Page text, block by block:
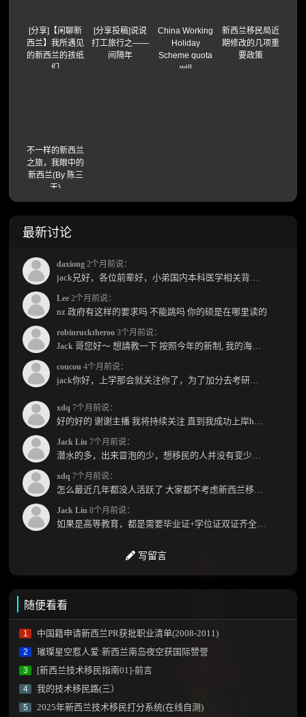
[分享]【闲聊新
西兰】我所遇见
的新西兰的孩纸
们
[分享投稿]说说
打工旅行之——
间隔年
China Working
Holiday
Scheme quota
will
新西兰移民局近
期修改的几项重
要政策
不一样的新西兰
之旅，我眼中的
新西兰(By 陈三
天)
最新讨论
daxiong 2个月前说：
Lee 2个月前说：
nz 政府有这样的要求吗 不能跳吗 你的硕是在哪里读的
robinrucktheroo 3个月前说：
coucou 4个月前说：
xdq 7个月前说：
Jack Liu 7个月前说：
xdq 7个月前说：
Jack Liu 8个月前说：
写留言
随便看看
1 中国籍申请新西兰PR获批职业清单(2008-2011)
2 璀璨星空惹人爱:新西兰南岛夜空获国际赞誉
3 [新西兰技术移民指南01]-前言
4 我的技术移民路(三）
5 2025年新西兰技术移民打分系统(在线自测)